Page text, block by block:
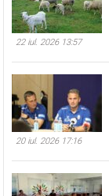
22 iul. 2026 13:57
20 iul. 2026 17:16